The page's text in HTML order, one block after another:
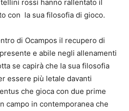
rossi hanno rallentato il
con la sua filosofia di gioco.
di Ocampos il recupero di
e abile negli allenamenti
se capirà che la sua filosofia
essere più letale davanti
che gioca con due prime
campo in contemporanea che